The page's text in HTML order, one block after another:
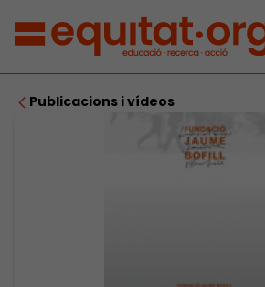
Publicacions i vídeos